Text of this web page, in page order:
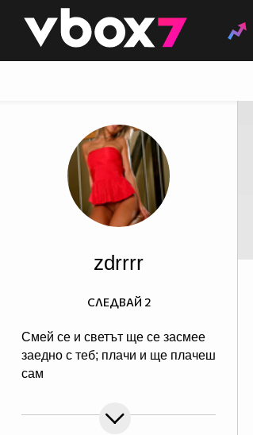
👾
zdrrrr
Смей се и светът ще се засмее
заедно с теб; плачи и ще плачеш
сам
СЛЕДВАЙ 2